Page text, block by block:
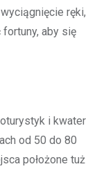
ręki,
aby się
i kwater
od 50 do 80
położone tuż